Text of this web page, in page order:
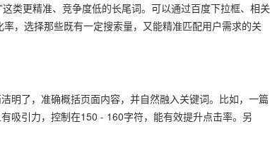
类更精准、竞争度低的长尾词。可以通过百度下拉框、相关
，选择那些既有一定搜索量，又能精准匹配用户需求的关
明了，准确概括页面内容，并自然融入关键词。比如，一篇
吸引力，控制在150 - 160字符，能有效提升点击率。另